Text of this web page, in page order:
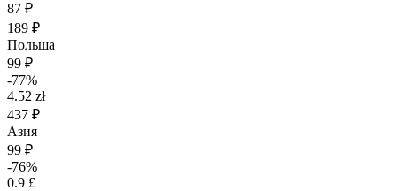
87 ₽
189 ₽
Польша
99 ₽
-77%
4.52 zł
437 ₽
Азия
99 ₽
-76%
0.9 £